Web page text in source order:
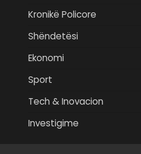
Kronikë Policore
Shëndetësi
Ekonomi
Sport
Tech & Inovacion
Investigime